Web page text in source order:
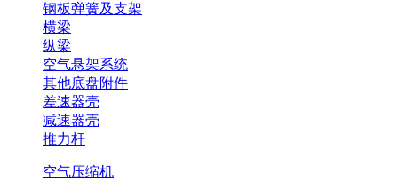
钢板弹簧及支架
横梁
纵梁
空气悬架系统
其他底盘附件
差速器壳
减速器壳
推力杆
空气压缩机